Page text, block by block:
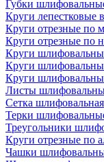
Губки
Круги лепестковые
Круги отрезные по
Круги отрезные по
Круги
Круги
Круги
Листы
Сетка шлифовальная
Терки
Треугольники
Круги отрезные по
Чашки